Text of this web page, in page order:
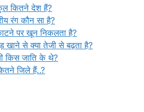
कितने देश हैं?
रंग कौन सा है?
पर खून निकलता है?
खाने से क्या तेजी से बढ़ता है?
किस जाति के थे?
जिले हैं..?